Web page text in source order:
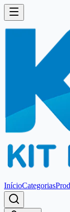
InícioCategorias